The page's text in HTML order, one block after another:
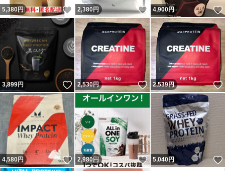
5,380円 いいね！
2,380円 いいね！
4,900円
3,899円 いいね！
2,530円 いいね！
2,539円
4,580円 いいね！
2,980円 いいね！
5,040円